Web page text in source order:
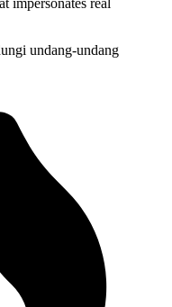
impersonates real
undang-undang